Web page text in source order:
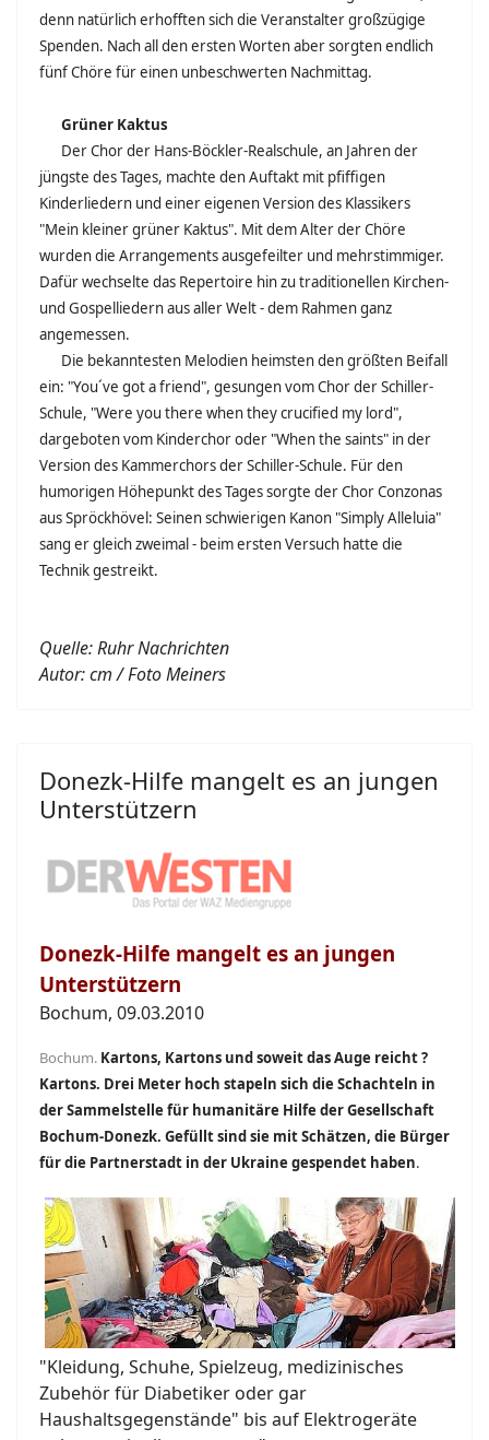
denn natürlich erhofften sich die Veranstalter großzügige
Spenden. Nach all den ersten Worten aber sorgten endlich
fünf Chöre für einen unbeschwerten Nachmittag.
Grüner Kaktus
Der Chor der Hans-Böckler-Realschule, an Jahren der
jüngste des Tages, machte den Auftakt mit pfiffigen
Kinderliedern und einer eigenen Version des Klassikers
"Mein kleiner grüner Kaktus". Mit dem Alter der Chöre
wurden die Arrangements ausgefeilter und mehrstimmiger.
Dafür wechselte das Repertoire hin zu traditionellen Kirchen-
und Gospelliedern aus aller Welt - dem Rahmen ganz
angemessen.
Die bekanntesten Melodien heimsten den größten Beifall
ein: "You´ve got a friend", gesungen vom Chor der Schiller-
Schule, "Were you there when they crucified my lord",
dargeboten vom Kinderchor oder "When the saints" in der
Version des Kammerchors der Schiller-Schule. Für den
humorigen Höhepunkt des Tages sorgte der Chor Conzonas
aus Spröckhövel: Seinen schwierigen Kanon "Simply Alleluia"
sang er gleich zweimal - beim ersten Versuch hatte die
Technik gestreikt.
Quelle: Ruhr Nachrichten
Autor: cm / Foto Meiners
Donezk-Hilfe mangelt es an jungen
Unterstützern
Donezk-Hilfe mangelt es an jungen
Unterstützern
Bochum, 09.03.2010
Bochum. Kartons, Kartons und soweit das Auge reicht ?
Kartons. Drei Meter hoch stapeln sich die Schachteln in
der Sammelstelle für humanitäre Hilfe der Gesellschaft
Bochum-Donezk. Gefüllt sind sie mit Schätzen, die Bürger
für die Partnerstadt in der Ukraine gespendet haben.
"Kleidung, Schuhe, Spielzeug, medizinisches
Zubehör für Diabetiker oder gar
Haushaltsgegenstände" bis auf Elektrogeräte